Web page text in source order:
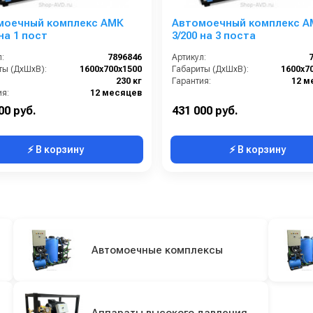
комплекс АМК
1 пост
7896846
(ДхШхВ):
1600х700х1500
230 кг
12 месяцев
руб.
⚡ В корзину
Автомоечный комплекс
3/200 на 3 поста
Артикул:
Габариты (ДхШхВ):
Гарантия:
12
431 000 руб.
⚡ В корзину
Автомоечные комплексы